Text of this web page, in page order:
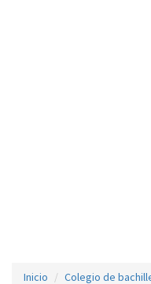
Inicio Colegio de